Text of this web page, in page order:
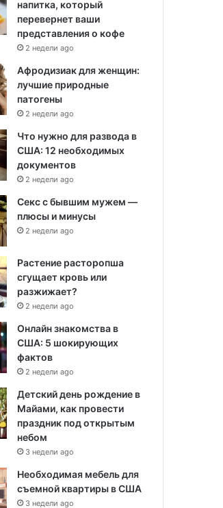
напитка, который
перевернет ваши
представления о кофе
2 недели ago
Афродизиак для женщин:
лучшие природные
патогены
2 недели ago
Что нужно для развода в
США: 12 необходимых
документов
2 недели ago
Секс с бывшим мужем —
плюсы и минусы
2 недели ago
Растение расторопша
сгущает кровь или
разжижает?
2 недели ago
Онлайн знакомства в
США: 5 шокирующих
фактов
2 недели ago
Детский день рождение в
Майами, как провести
праздник под открытым
небом
3 недели ago
Необходимая мебель для
съемной квартиры в США
3 недели ago